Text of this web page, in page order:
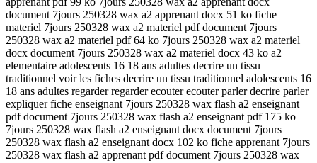
document 7jours 250328 wax a2 apprenant docx 51 ko fiche
materiel 7jours 250328 wax a2 materiel pdf document 7jours
250328 wax a2 materiel pdf 64 ko 7jours 250328 wax a2 materiel
docx document 7jours 250328 wax a2 materiel docx 43 ko a2
elementaire adolescents 16 18 ans adultes decrire un tissu
traditionnel voir les fiches decrire un tissu traditionnel adolescents 16
18 ans adultes regarder regarder ecouter ecouter parler decrire parler
expliquer fiche enseignant 7jours 250328 wax flash a2 enseignant
pdf document 7jours 250328 wax flash a2 enseignant pdf 175 ko
7jours 250328 wax flash a2 enseignant docx document 7jours
250328 wax flash a2 enseignant docx 102 ko fiche apprenant 7jours
250328 wax flash a2 apprenant pdf document 7jours 250328 wax